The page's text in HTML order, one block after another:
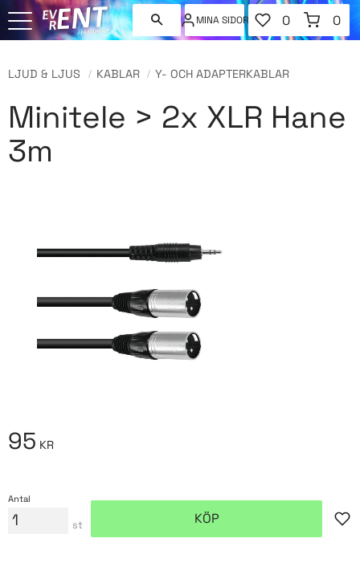
MINA SIDOR
FAVORITER
ANTAL
0
KUNDVAGN
0
LJUD & LJUS KABLAR Y- OCH ADAPTERKABLAR
Minitele > 2x XLR Hane
3m
95 KR
Antal
st KÖP